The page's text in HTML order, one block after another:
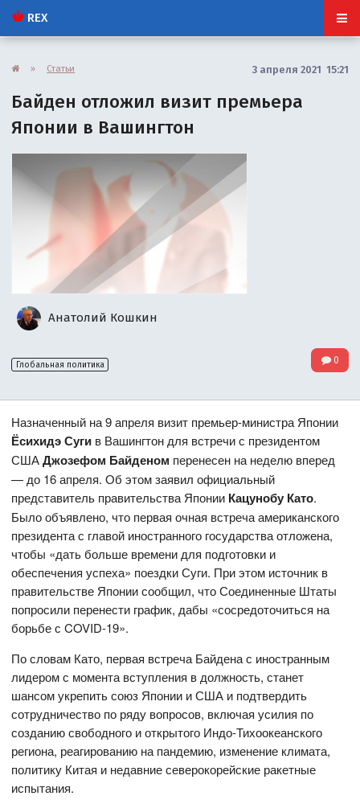
REX
» Статьи 3 апреля 2021 15:21
Байден отложил визит премьера
Японии в Вашингтон
Анатолий Кошкин
Глобальная политика 0
Назначенный на 9 апреля визит премьер-министра Японии
Ёсихидэ Суги в Вашингтон для встречи с президентом
СШАДжозефом Байденом перенесен на неделю вперед
— до 16 апреля. Об этом заявил официальный
представитель правительства Японии Кацунобу Като.
Было объявлено, что первая очная встреча американского
президента с главой иностранного государства отложена,
чтобы «дать больше времени для подготовки и
обеспечения успеха» поездки Суги. При этом источник в
правительстве Японии сообщил, что Соединенные Штаты
попросили перенести график, дабы «сосредоточиться на
борьбе с COVID-19».
По словам Като, первая встреча Байдена с иностранным
лидером с момента вступления в должность, станет
шансом укрепить союз Японии и США и подтвердить
сотрудничество по ряду вопросов, включая усилия по
созданию свободного и открытого Индо-Тихоокеанского
региона, реагированию на пандемию, изменение климата,
политику Китая и недавние северокорейские ракетные
испытания.